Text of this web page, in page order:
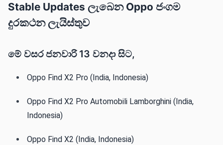
Stable Updates ලැබෙන Oppo ජංගම
දුරකථන ලැයිස්තුව
මේ වසර ජනවාරි 13 වනදා සිට,
Oppo Find X2 Pro (India, Indonesia)‌‌
Oppo Find X2 Pro Automobili Lamborghini (India,
Indonesia)‌‌
Oppo Find X2 (India, Indonesia)